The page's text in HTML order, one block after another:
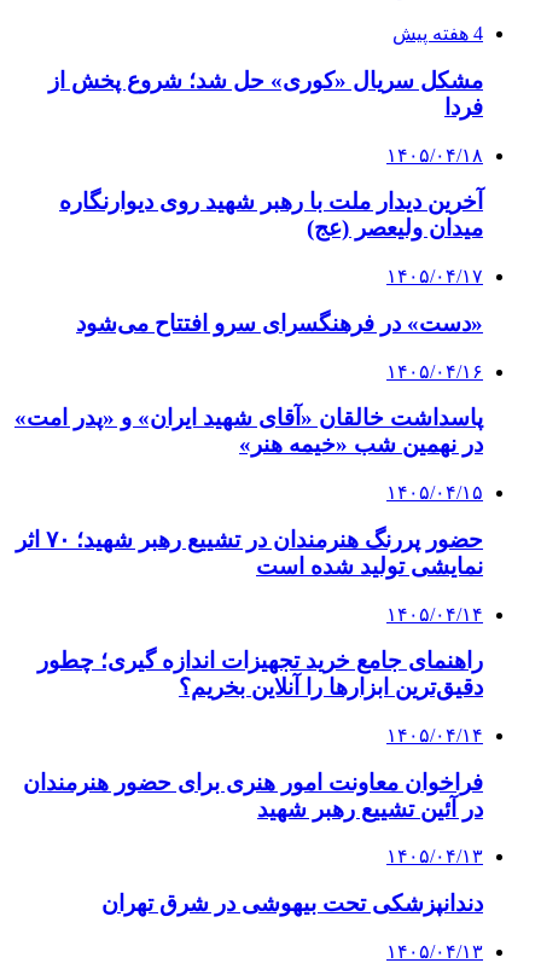
4 هفته پیش
مشکل سریال «کوری» حل شد؛ شروع پخش از
فردا
۱۴۰۵/۰۴/۱۸
آخرین دیدار ملت با رهبر شهید روی دیوارنگاره
میدان ولیعصر (عج)
۱۴۰۵/۰۴/۱۷
«دست» در فرهنگسرای سرو افتتاح می‌شود
۱۴۰۵/۰۴/۱۶
پاسداشت خالقان «آقای شهید ایران» و «پدر امت»
در نهمین شب «خیمه هنر»
۱۴۰۵/۰۴/۱۵
حضور پررنگ هنرمندان در تشییع رهبر شهید؛ ۷۰ اثر
نمایشی تولید شده است
۱۴۰۵/۰۴/۱۴
راهنمای جامع خرید تجهیزات اندازه گیری؛ چطور
دقیق‌ترین ابزارها را آنلاین بخریم؟
۱۴۰۵/۰۴/۱۴
فراخوان معاونت امور هنری برای حضور هنرمندان
در آئین تشییع رهبر شهید
۱۴۰۵/۰۴/۱۳
دندانپزشکی تحت بیهوشی در شرق تهران
۱۴۰۵/۰۴/۱۳